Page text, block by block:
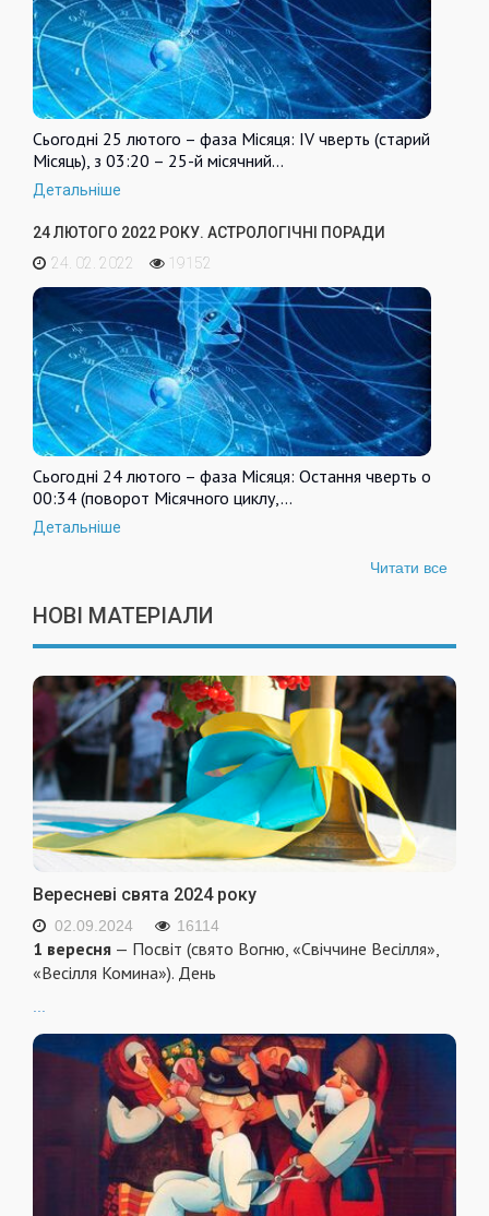
Сьогодні 25 лютого – фаза Місяця: IV чверть (старий
Місяць), з 03:20 – 25-й місячний…
Детальніше
24 ЛЮТОГО 2022 РОКУ. АСТРОЛОГІЧНІ ПОРАДИ
24. 02. 2022
19152
Сьогодні 24 лютого – фаза Місяця: Остання чверть о
00:34 (поворот Місячного циклу,…
Детальніше
Читати все
НОВІ МАТЕРІАЛИ
Вересневі свята 2024 року
02.09.2024 16114
1 вересня — Посвіт (свято Вогню, «Свіччине Весілля»,
«Весілля Комина»). День